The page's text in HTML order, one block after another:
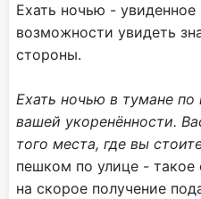
Ехать ночью - увиденное
возможности увидеть
стороны.
Ехать ночью в тумане по
вашей укоренённости.
того места, где вы
пешком по улице - такое
на скорое получение